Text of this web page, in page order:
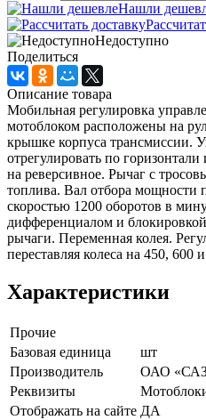
Нашли
Недоступно
Поделиться
Описание товара
Мобильная регулировка
мотоблоком расположены на
крышке корпуса трансмиссии.
отрегулировать по
на реверсивное. Рычаг с
топлива. Вал отбора мощности
скоростью 1200 оборотов в
дифференциалом и
рычаги. Переменная колея.
переставляя колеса на 450, 600
Характеристики
Прочие
Базовая единица
шт
Производитель
ОАО
Реквизиты
Отображать на сайте ДА